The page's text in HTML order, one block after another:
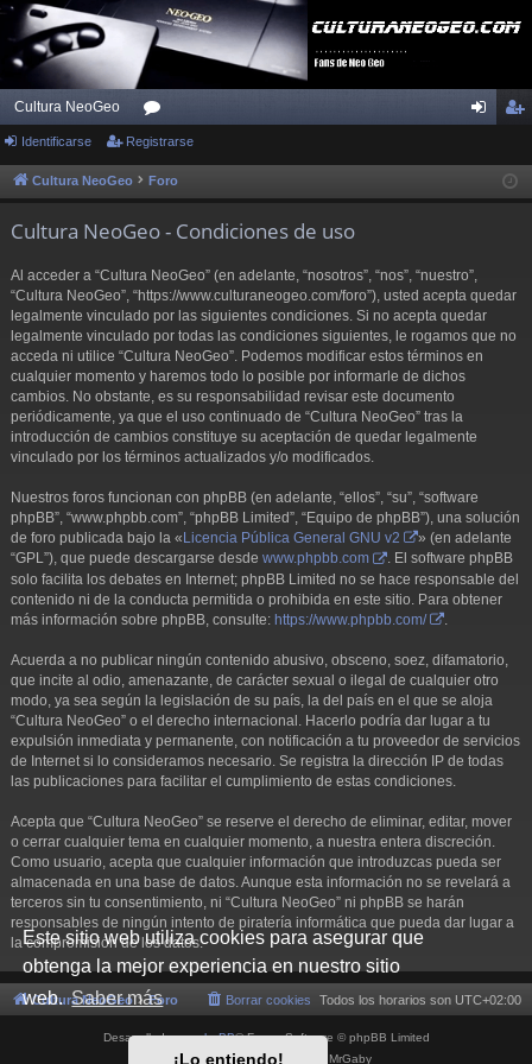
Este sitio web utiliza cookies para asegurar que
obtenga la mejor experiencia en nuestro sitio
web.Saber más
¡Lo entiendo!
Cultura NeoGeo
or
os
se
ist
Identificarse Registrarse
Cultura NeoGeo Foro
Cultura NeoGeo - Condiciones de uso
Al acceder a “Cultura NeoGeo” (en adelante, “nosotros”, “nos”, “nuestro”,
“Cultura NeoGeo”, “https://www.culturaneogeo.com/foro”), usted acepta quedar
legalmente vinculado por las siguientes condiciones. Si no acepta quedar
legalmente vinculado por todas las condiciones siguientes, le rogamos que no
acceda ni utilice “Cultura NeoGeo”. Podemos modificar estos términos en
cualquier momento y haremos todo lo posible por informarle de dichos
cambios. No obstante, es su responsabilidad revisar este documento
periódicamente, ya que el uso continuado de “Cultura NeoGeo” tras la
introducción de cambios constituye su aceptación de quedar legalmente
vinculado por los términos actualizados y/o modificados.
Nuestros foros funcionan con phpBB (en adelante, “ellos”, “su”, “software
phpBB”, “www.phpbb.com”, “phpBB Limited”, “Equipo de phpBB”), una solución
de foro publicada bajo la « Licencia Pública General GNU v2
» (en adelante
“GPL”), que puede descargarse desde www.phpbb.com
. El software phpBB
solo facilita los debates en Internet; phpBB Limited no se hace responsable del
contenido ni de la conducta permitida o prohibida en este sitio. Para obtener
más información sobre phpBB, consulte: https://www.phpbb.com/ .
Acuerda a no publicar ningún contenido abusivo, obsceno, soez, difamatorio,
que incite al odio, amenazante, de carácter sexual o ilegal de cualquier otro
modo, ya sea según la legislación de su país, la del país en el que se aloja
“Cultura NeoGeo” o el derecho internacional. Hacerlo podría dar lugar a tu
expulsión inmediata y permanente, con notificación a tu proveedor de servicios
de Internet si lo consideramos necesario. Se registra la dirección IP de todas
las publicaciones para facilitar el cumplimiento de estas condiciones.
Acepta que “Cultura NeoGeo” se reserve el derecho de eliminar, editar, mover
o cerrar cualquier tema en cualquier momento, a nuestra entera discreción.
Como usuario, acepta que cualquier información que introduzcas pueda ser
almacenada en una base de datos. Aunque esta información no se revelará a
terceros sin tu consentimiento, ni “Cultura NeoGeo” ni phpBB se harán
responsables de ningún intento de piratería informática que pueda dar lugar a
la compromisión de los datos.
Cultura NeoGeo Foro Todos los horarios son UTC+02:00
Borrar cookies
Desarrollado porphpBB® Forum Software © phpBB Limited
Style porArty- phpBB 3.3 por MrGaby